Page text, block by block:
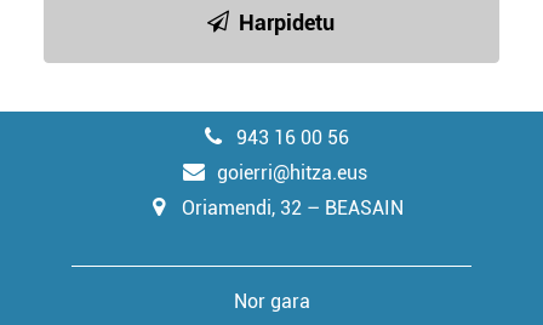
Harpidetu
943 16 00 56
goierri@hitza.eus
Oriamendi, 32 – BEASAIN
Nor gara